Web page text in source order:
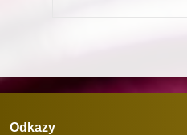
cívky
Odkazy